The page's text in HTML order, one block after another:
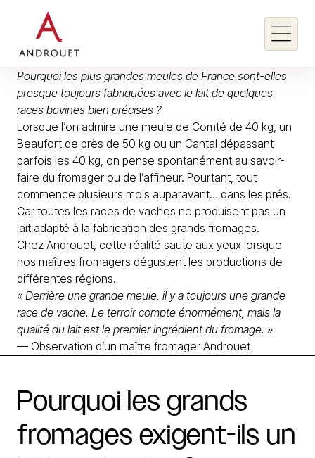
Rechercher un mot clé
Rechercher
Pourquoi les plus grandes meules de France sont-elles
presque toujours fabriquées avec le lait de quelques
races bovines bien précises ?
Lorsque l’on admire une meule de Comté de 40 kg, un
Beaufort de près de 50 kg ou un Cantal dépassant
parfois les 40 kg, on pense spontanément au savoir-
faire du fromager ou de l’affineur. Pourtant, tout
commence plusieurs mois auparavant… dans les prés.
Car toutes les races de vaches ne produisent pas un
lait adapté à la fabrication des grands fromages.
Chez Androuet, cette réalité saute aux yeux lorsque
nos maîtres fromagers dégustent les productions de
différentes régions.
« Derrière une grande meule, il y a toujours une grande
race de vache. Le terroir compte énormément, mais la
qualité du lait est le premier ingrédient du fromage. »
— Observation d’un maître fromager Androuet
Pourquoi les grands
fromages exigent-ils un